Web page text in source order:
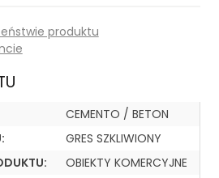
produktu
CEMENTO / BETON
GRES SZKLIWIONY
OBIEKTY KOMERCYJNE